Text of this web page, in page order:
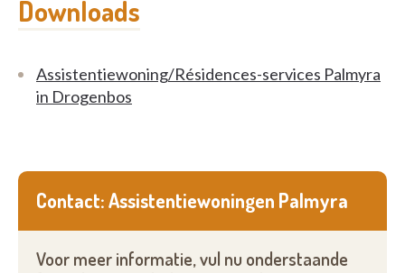
Downloads
Assistentiewoning/Résidences-services Palmyra
in Drogenbos
Contact: Assistentiewoningen Palmyra
Voor meer informatie, vul nu onderstaande